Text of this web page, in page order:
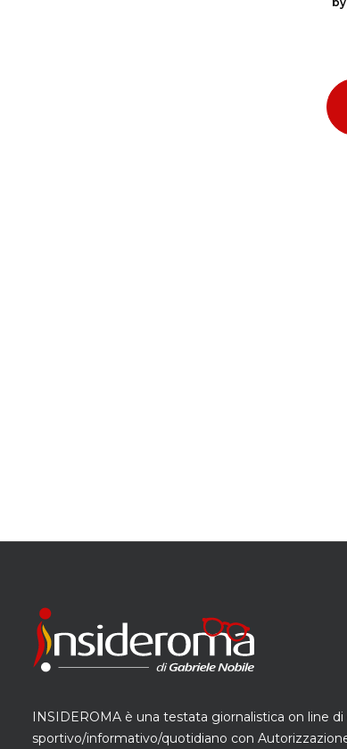
INSIDEROMA è una testata giornalistica on line
sportivo/informativo/quotidiano con